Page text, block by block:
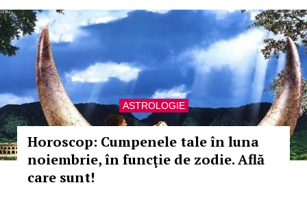
ASTROLOGIE
Horoscop: Cumpenele tale în luna
noiembrie, în funcţie de zodie. Află
care sunt!